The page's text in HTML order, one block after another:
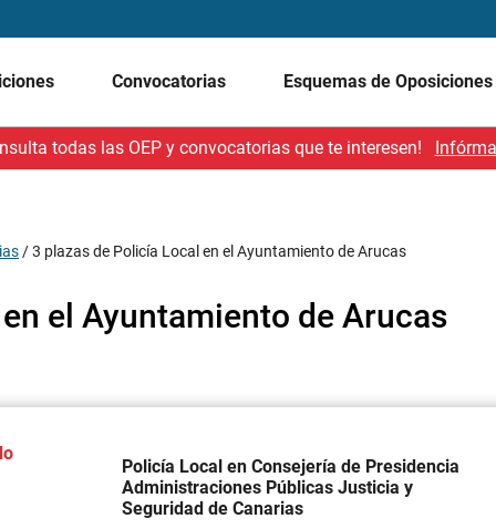
Convocatorias Esquemas de Oposiciones
todas las OEP y convocatorias que te interesen!
/3 plazas de Policía Local en el Ayuntamiento de Arucas
el Ayuntamiento de Arucas
Policía Local en Consejería de Presidencia
Administraciones Públicas Justicia y
Seguridad de Canarias